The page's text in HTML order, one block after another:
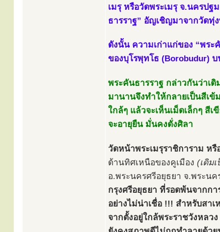
เมรุ หรือวัดพระเมรุ จ.นครป
ธารราฐ” อัญเชิญมาจากวัดทุ่
ดังนั้น ความเก่าแก่ของ “พระ
ของบุโรพุทโธ (Borobudur)
พระคันธารราฐ กล่าวกันว่าเ
มานานจึงทำให้กลายเป็นสีเข้
ใกล้ๆ แล้วจะเห็นเม็ดเล็กๆ สี
จะอายุยืน มั่นคงดั่งศิลา
วัดหน้าพระเมรุราชิการาม ห
ด้านทิศเหนือของคูเมือง (เดิม
อ.พระนครศรีอยุธยา จ.พระนค
กรุงศรีอยุธยา ที่รอดพ้นจากก
อย่างไม่น่าเชื่อ !!! สำหรับสา
จากตั้งอยู่ใกล้พระราชวังหล